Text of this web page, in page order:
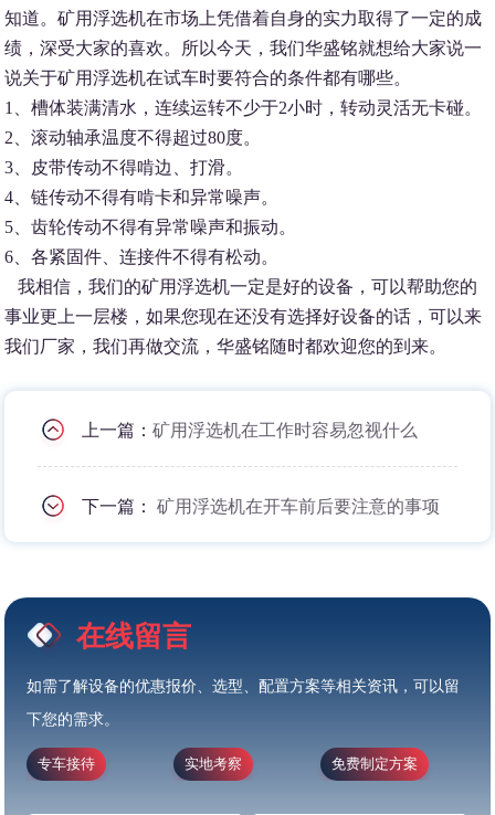
知道。矿用浮选机在市场上凭借着自身的实力取得了一定的成
绩，深受大家的喜欢。所以今天，我们华盛铭就想给大家说一
说关于矿用浮选机在试车时要符合的条件都有哪些。
1、槽体装满清水，连续运转不少于2小时，转动灵活无卡碰。
2、滚动轴承温度不得超过80度。
3、皮带传动不得啃边、打滑。
4、链传动不得有啃卡和异常噪声。
5、齿轮传动不得有异常噪声和振动。
6、各紧固件、连接件不得有松动。
我相信，我们的矿用浮选机一定是好的设备，可以帮助您的
事业更上一层楼，如果您现在还没有选择好设备的话，可以来
我们厂家，我们再做交流，华盛铭随时都欢迎您的到来。
上一篇：矿用浮选机在工作时容易忽视什么
下一篇：矿用浮选机在开车前后要注意的事项
在线留言
如需了解设备的优惠报价、选型、配置方案等相关资讯，可以留
下您的需求。
专车接待 实地考察 免费制定方案